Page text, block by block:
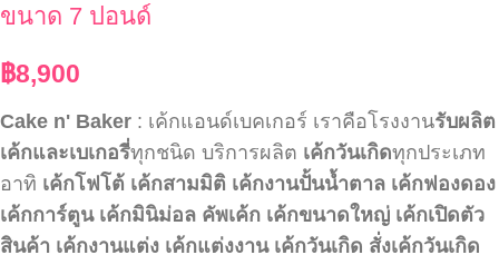
ขนาด 7 ปอนด์
฿8,900
Cake n' Baker : เค้กแอนด์เบคเกอร์ เราคือโรงงานรับผลิต
เค้กและเบเกอรี่ทุกชนิด บริการผลิต เค้กวันเกิดทุกประเภท
อาทิ เค้กโฟโต้ เค้กสามมิติ เค้กงานปั้นน้ำตาล เค้กฟองดอง
เค้กการ์ตูน เค้กมินิม่อล คัพเค้ก เค้กขนาดใหญ่ เค้กเปิดตัว
สินค้า เค้กงานแต่ง เค้กแต่งงาน เค้กวันเกิด สั่งเค้กวันเกิด